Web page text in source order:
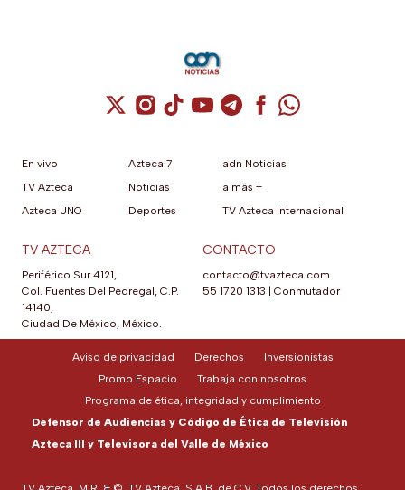
Cuenta de X / Twitter (se abre en una
Cuenta de Instagram (se abre en una
Cuenta de TikTok (se abre en
Cuenta de YouTube (se abre
Cuenta de Telegram (se
Cuenta de
Cuenta de
En vivo
TV Azteca
Azteca UNO
Azteca 7
Noticias
Deportes
adn Noticias
a más +
TV Azteca Internacional
TV AZTECA
Periférico Sur 4121,
Col. Fuentes Del Pedregal, C.P.
14140,
Ciudad De México, México.
CONTACTO
contacto@tvazteca.com
55 1720 1313 | Conmutador
Aviso de privacidad Derechos
Inversionistas
Promo Espacio
Trabaja con nosotros
Programa de ética, integridad y cumplimiento
Defensor de Audiencias y Código de Ética de Televisión
Azteca III y Televisora del Valle de México